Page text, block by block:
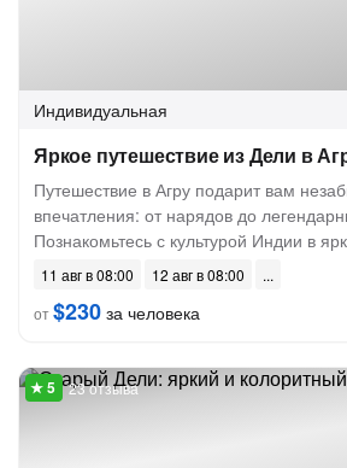
Индивидуальная
Яркое путешествие из Дели в
Путешествие в Агру подарит вам
впечатления: от нарядов до
Познакомьтесь с культурой Индии в
11 авг в 08:00
12 авг в 08:00
от$230 за человека
23 отзыва